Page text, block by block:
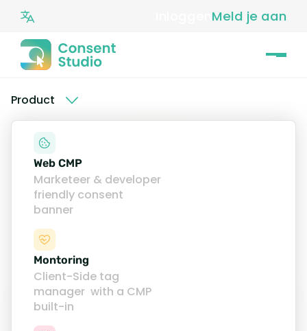
Meld je aan
Product
Web CMP
Marketeer & developer
friendly consent
banner
Montoring
Client-Side tag
manager with a CMP
built-in
Monitoring
Zie wat er op je website draait voordat
een toezichthouder het ziet. Van mkb tot